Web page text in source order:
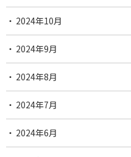
2024年10月
2024年9月
2024年8月
2024年7月
2024年6月